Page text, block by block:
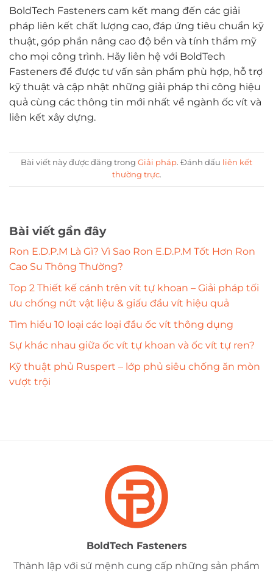
BoldTech Fasteners cam kết mang đến các giải
pháp liên kết chất lượng cao, đáp ứng tiêu chuẩn kỹ
thuật, góp phần nâng cao độ bền và tính thẩm mỹ
cho mọi công trình. Hãy liên hệ với BoldTech
Fasteners để được tư vấn sản phẩm phù hợp, hỗ trợ
kỹ thuật và cập nhật những giải pháp thi công hiệu
quả cùng các thông tin mới nhất về ngành ốc vít và
liên kết xây dựng.
Bài viết này được đăng trong Giải pháp. Đánh dấu liên kết
thường trực.
Bài viết gần đây
Ron E.D.P.M Là Gì? Vì Sao Ron E.D.P.M Tốt Hơn Ron
Cao Su Thông Thường?
Top 2 Thiết kế cánh trên vít tự khoan – Giải pháp tối
ưu chống nứt vật liệu & giấu đầu vít hiệu quả
Tìm hiểu 10 loại các loại đầu ốc vít thông dụng
Sự khác nhau giữa ốc vít tự khoan và ốc vít tự ren?
Kỹ thuật phủ Ruspert – lớp phủ siêu chống ăn mòn
vượt trội
BoldTech Fasteners
Thành lập với sứ mệnh cung cấp những sản phẩm